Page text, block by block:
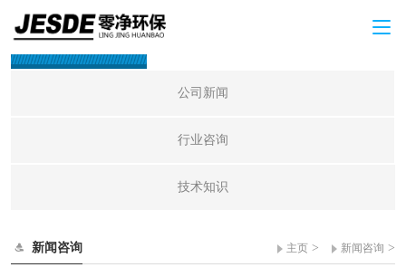
新闻咨询
公司新闻
行业咨询
技术知识
新闻咨询 主页 > 新闻咨询 >